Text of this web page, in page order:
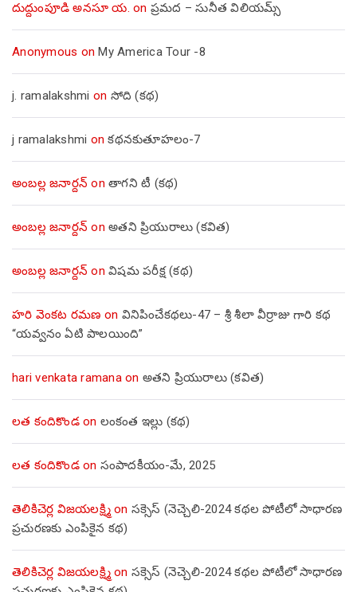
దుద్దుంపూడి అనసూ య. on ప్రమద – సునీత విలియమ్స్
Anonymous onMy America Tour -8
j. ramalakshmi on సోది (కథ)
j ramalakshmi onకథనకుతూహలం-7
అంబల్ల జనార్దన్ on తాగని టీ (కథ)
అంబల్ల జనార్దన్ on అతని ప్రియురాలు (కవిత)
అంబల్ల జనార్దన్ on విషమ పరీక్ష (క‌థ‌)
హరి వెంకట రమణ on వినిపించేకథలు-47 – శ్రీ శీలా వీర్రాజు గారి కథ
“యవ్వనం ఏటి పాలయింది”
hari venkata ramanaon అతని ప్రియురాలు (కవిత)
లత కందికొండon లంకంత ఇల్లు (కథ)
లత కందికొండon సంపాదకీయం-మే, 2025
తెలికిచెర్ల విజయలక్ష్మిon సక్సెస్ (నెచ్చెలి-2024 కథల పోటీలో సాధారణ
ప్రచురణకు ఎంపికైన కథ)
తెలికిచెర్ల విజయలక్ష్మిon సక్సెస్ (నెచ్చెలి-2024 కథల పోటీలో సాధారణ